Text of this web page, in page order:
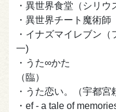
・異世界食堂（シリウ
・異世界チート魔術師
・イナズマイレブン
一)
・うた∞かた
（
・うた恋い。（宇都宮
・ef - a tale of